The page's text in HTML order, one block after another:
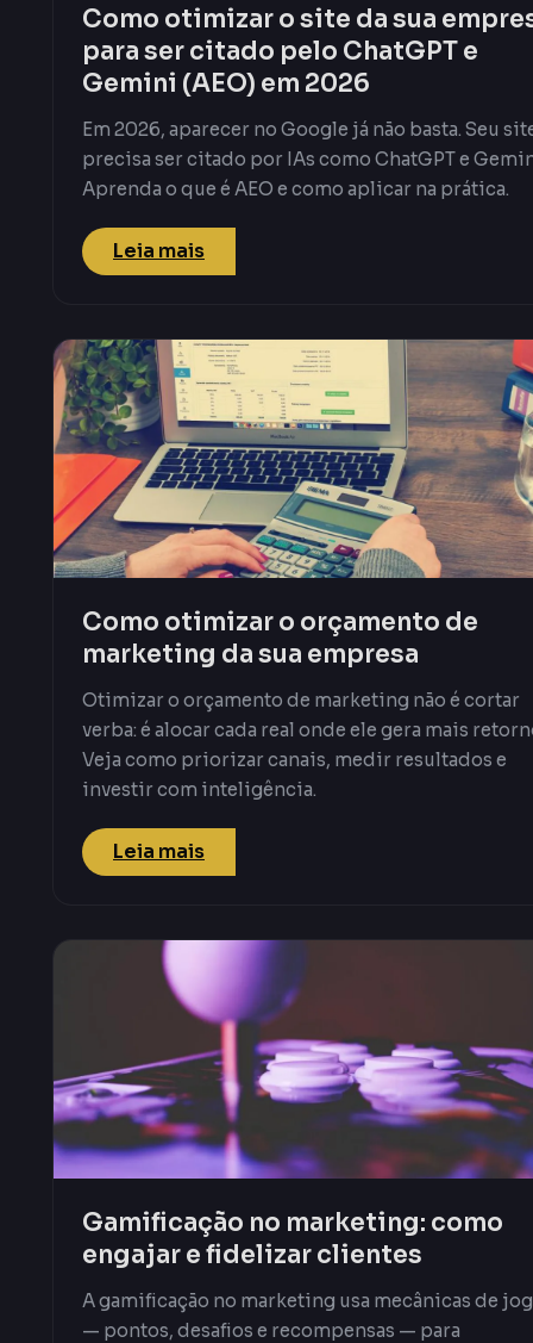
Como otimizar o site da sua
para ser citado pelo ChatGPT e
Gemini (AEO) em 2026
Em 2026, aparecer no Google já não basta. Seu
precisa ser citado por IAs como ChatGPT e
Aprenda o que é AEO e como aplicar na prática.
Leia mais
Como otimizar o orçamento de
marketing da sua empresa
Otimizar o orçamento de marketing não é cortar
verba: é alocar cada real onde ele gera mais
Veja como priorizar canais, medir resultados e
investir com inteligência.
Leia mais
Gamificação no marketing: como
engajar e fidelizar clientes
A gamificação no marketing usa mecânicas de
— pontos, desafios e recompensas — para